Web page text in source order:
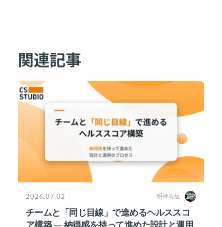
関連記事
2026.07.02 明神寿紘
チームと「同じ目線」で進めるヘルススコ
ア構築 ― 納得感を持って進めた設計と運用